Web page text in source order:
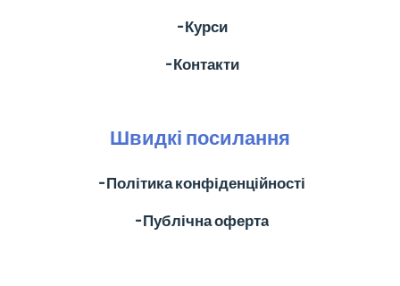
╶ Курси
╶ Контакти
Швидкі посилання
╶ Політика конфіденційності
╶ Публічна оферта